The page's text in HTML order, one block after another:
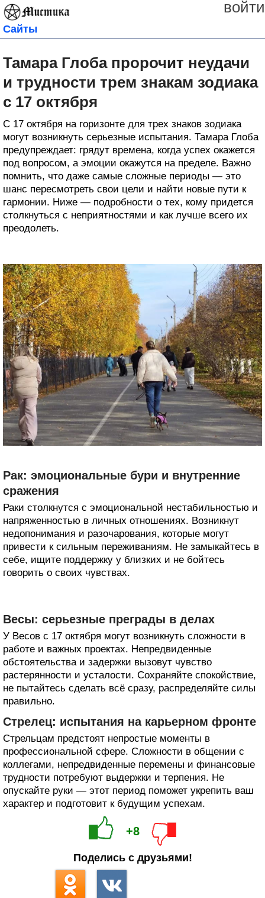
войти
Сайты
Тамара Глоба пророчит неудачи
и трудности трем знакам зодиака
с 17 октября
С 17 октября на горизонте для трех знаков зодиака
могут возникнуть серьезные испытания. Тамара Глоба
предупреждает: грядут времена, когда успех окажется
под вопросом, а эмоции окажутся на пределе. Важно
помнить, что даже самые сложные периоды — это
шанс пересмотреть свои цели и найти новые пути к
гармонии. Ниже — подробности о тех, кому придется
столкнуться с неприятностями и как лучше всего их
преодолеть.
Рак: эмоциональные бури и внутренние
сражения
Раки столкнутся с эмоциональной нестабильностью и
напряженностью в личных отношениях. Возникнут
недопонимания и разочарования, которые могут
привести к сильным переживаниям. Не замыкайтесь в
себе, ищите поддержку у близких и не бойтесь
говорить о своих чувствах.
Весы: серьезные преграды в делах
У Весов с 17 октября могут возникнуть сложности в
работе и важных проектах. Непредвиденные
обстоятельства и задержки вызовут чувство
растерянности и усталости. Сохраняйте спокойствие,
не пытайтесь сделать всё сразу, распределяйте силы
правильно.
Стрелец: испытания на карьерном фронте
Стрельцам предстоят непростые моменты в
профессиональной сфере. Сложности в общении с
коллегами, непредвиденные перемены и финансовые
трудности потребуют выдержки и терпения. Не
опускайте руки — этот период поможет укрепить ваш
характер и подготовит к будущим успехам.
+8
Поделись с друзьями!